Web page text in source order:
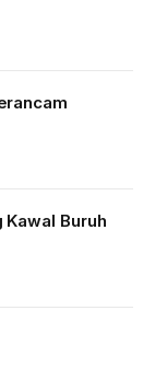
Kawal Buruh